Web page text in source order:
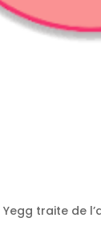
Yegg traite